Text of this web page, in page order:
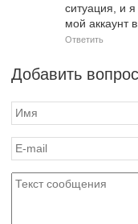
ситуация, и
мой аккаунт
Ответить
Добавить